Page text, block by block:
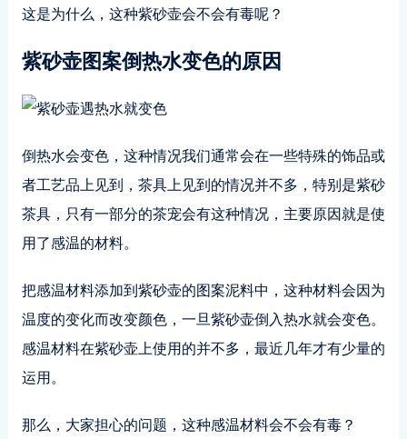
这是为什么，这种紫砂壶会不会有毒呢？
紫砂壶图案倒热水变色的原因
倒热水会变色，这种情况我们通常会在一些特殊的饰品或
者工艺品上见到，茶具上见到的情况并不多，特别是紫砂
茶具，只有一部分的茶宠会有这种情况，主要原因就是使
用了感温的材料。
把感温材料添加到紫砂壶的图案泥料中，这种材料会因为
温度的变化而改变颜色，一旦紫砂壶倒入热水就会变色。
感温材料在紫砂壶上使用的并不多，最近几年才有少量的
运用。
那么，大家担心的问题，这种感温材料会不会有毒？